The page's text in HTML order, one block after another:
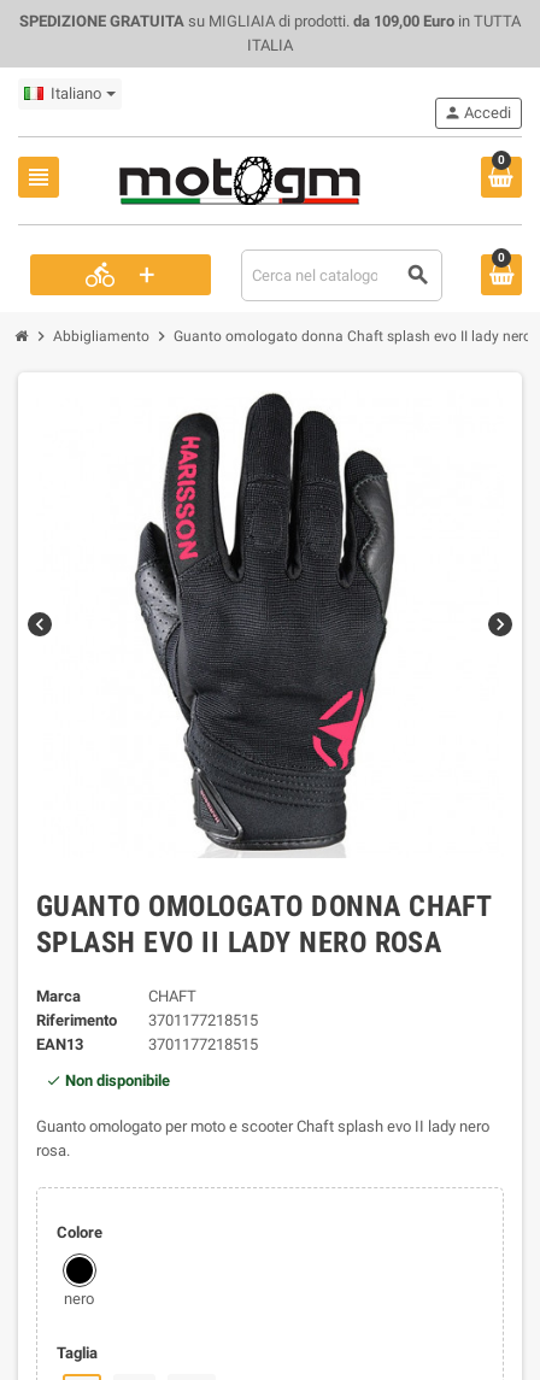
SPEDIZIONE GRATUITA su MIGLIAIA di prodotti. da 109,00 Euro in TUTTA
ITALIA
Italiano
view_headline
0
directions_bike + search
person Accedi
0
chevron_right Abbigliamento chevron_right Guanto omologato donna Chaft splash evo II lady nero
chevron_left chevron_right
GUANTO OMOLOGATO DONNA CHAFT
SPLASH EVO II LADY NERO ROSA
Marca
CHAFT
Riferimento
3701177218515
EAN13
3701177218515
Non disponibile
Guanto omologato per moto e scooter Chaft splash evo II lady nero
rosa.
Colore
nero
Taglia